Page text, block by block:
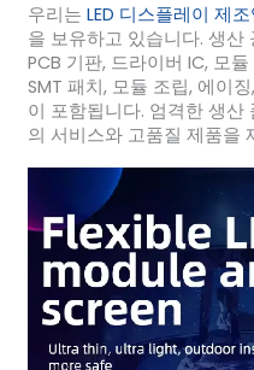
우리는 LED 디스플레이 제
을 보유하고 있습니다. 생산
PCB 기판, 드라이버 IC, 모
SMT 패치, 모듈 조립, 에이
이 포함됩니다. 엄격한 생
의 서비스와 고품질 제품을